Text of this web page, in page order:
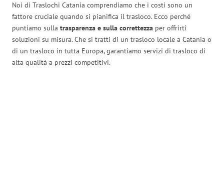
Noi di Traslochi Catania comprendiamo che i costi sono un
fattore cruciale quando si pianifica il trasloco. Ecco perché
puntiamo sulla trasparenza e sulla correttezza per offrirti
soluzioni su misura. Che si tratti di un trasloco locale a Catania o
di un trasloco in tutta Europa, garantiamo servizi di trasloco di
alta qualità a prezzi competitivi.